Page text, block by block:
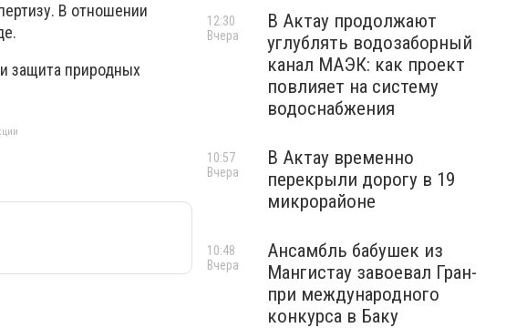
В отношении
защита природных
В Актау продолжают
углублять водозаборный
канал МАЭК: как проект
повлияет на систему
водоснабжения
12:30
Вчера
В Актау временно
перекрыли дорогу в 19
микрорайоне
10:57
Вчера
Ансамбль бабушек из
Мангистау завоевал Гран-
при международного
конкурса в Баку
10:48
Вчера